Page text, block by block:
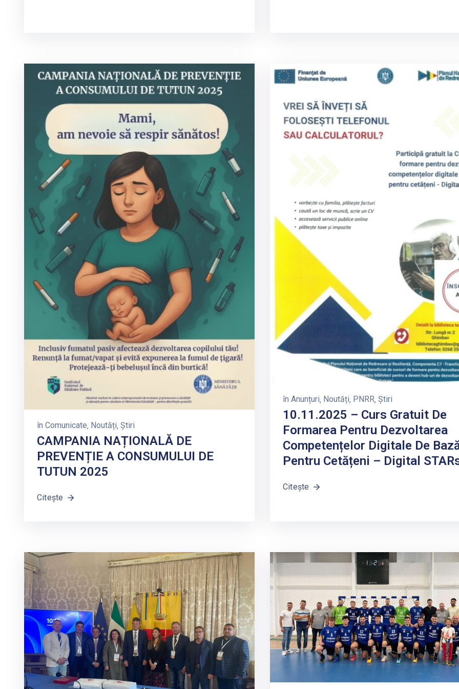
în Comunicate‚ Noutăți‚ Știri
CAMPANIA NAȚIONALĂ DE
PREVENȚIE A CONSUMULUI DE
TUTUN 2025
Citește
în Anunțuri Noutăți PNRR Știri
10.11.2025 – Curs Gratuit De
Formarea Pentru Dezvoltarea
Competențelor Digitale De
Pentru Cetățeni – Digital
Citește